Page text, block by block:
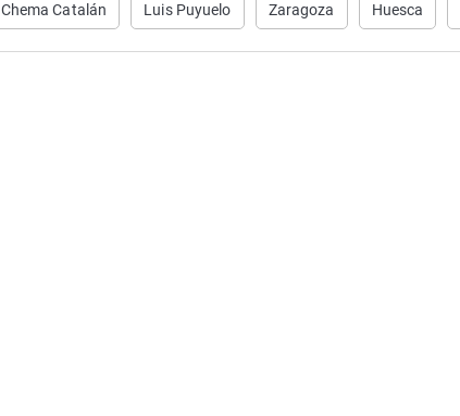
Chema Catalán Luis Puyuelo Zaragoza Huesca